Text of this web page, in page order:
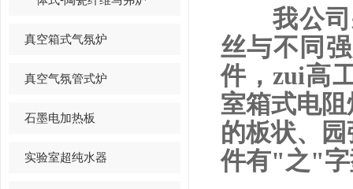
真空箱式气氛炉
真空气氛管式炉
石墨电加热板
实验室超纯水器
我公司
丝与不同
件，zui高
室箱式电
的板状、
件有"之"